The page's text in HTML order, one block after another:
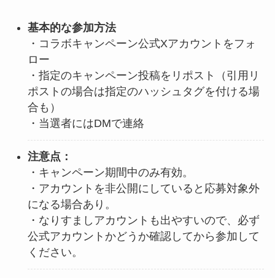
基本的な参加方法
・コラボキャンペーン公式Xアカウントをフォ
ロー
・指定のキャンペーン投稿をリポスト（引用リ
ポストの場合は指定のハッシュタグを付ける場
合も）
・当選者にはDMで連絡
注意点：
・キャンペーン期間中のみ有効。
・アカウントを非公開にしていると応募対象外
になる場合あり。
・なりすましアカウントも出やすいので、必ず
公式アカウントかどうか確認してから参加して
ください。